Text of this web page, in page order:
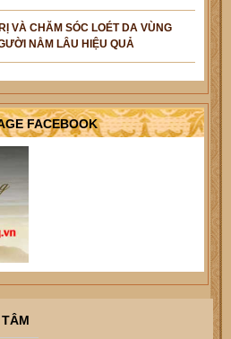
VÀ CHĂM SÓC LOÉT DA VÙNG
NẰM LÂU HIỆU QUẢ
FACEBOOK